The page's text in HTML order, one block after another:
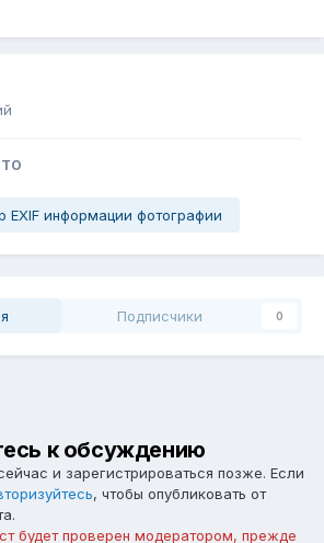
EXIF информации фотографии
Подписчики 0
к обсуждению
и зарегистрироваться позже. Если
, чтобы опубликовать от
будет проверен модератором, прежде